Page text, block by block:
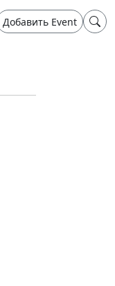
Добавить Event